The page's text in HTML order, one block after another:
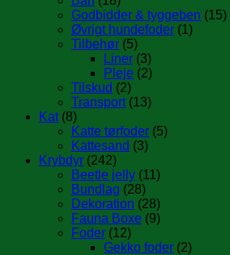
Godbidder & tyggeben (15)
Øvrigt hundefoder (1)
Tilbehør (5)
Liner (3)
Pleje (2)
Tilskud (2)
Transport (13)
Kat (8)
Katte tørfoder (5)
Kattesand (3)
Krybdyr (242)
Beetle jelly (11)
Bundlag (28)
Dekoration (28)
Fauna Boxe (9)
Foder (12)
Gekko foder (2)